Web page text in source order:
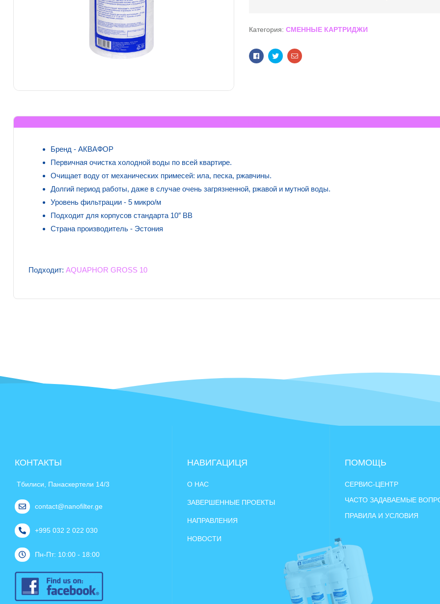
Категория: СМЕННЫЕ КАРТРИДЖИ
FacebookTwitterEmail
Бренд - АКВАФОР
Первичная очистка холодной воды по всей квартире.
Очищает воду от механических примесей: ила, песка, ржавчины.
Долгий период работы, даже в случае очень загрязненной, ржавой и мутной воды.
Уровень фильтрации - 5 микро/м
Подходит для корпусов стандарта 10″ ВВ
Страна производитель - Эстония
Подходит: AQUAPHOR GROSS 10
КОНТАКТЫ
Тбилиси, Панаскертели 14/3
contact@nanofilter.ge
+995 032 2 022 030
Пн-Пт: 10:00 - 18:00
НАВИГАЦИЦЯ
О НАС
ЗАВЕРШЕННЫЕ ПРОЕКТЫ
НАПРАВЛЕНИЯ
НОВОСТИ
ПОМОЩЬ
СЕРВИС-ЦЕНТР
ЧАСТО ЗАДАВАЕМЫЕ
ПРАВИЛА И УСЛОВИЯ